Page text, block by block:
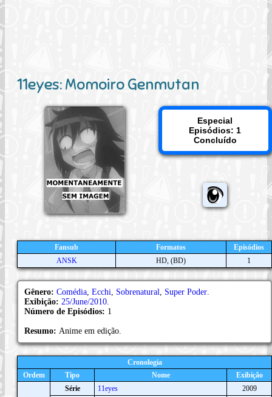
11eyes: Momoiro Genmutan
Especial
Episódios: 1
Concluído
Fansub Formatos
Episódios
ANSK
HD, (BD) 1
Gênero: Comédia Ecchi Sobrenatural Super Poder
Exibição: 25/June/2010
Número de Episódios: 1
Resumo: Anime em edição.
Cronologia
Ordem
Tipo Nome Exibição
Série 11eyes
2009